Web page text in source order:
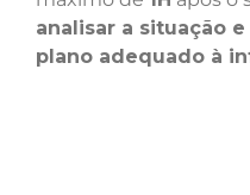
analisar a situação
plano adequado à